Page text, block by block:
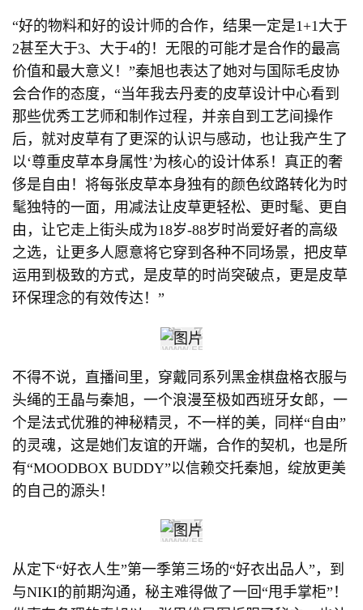
“好的物料和好的设计师的合作，结果一定是1+1大于
2甚至大于3、大于4的！无限的可能才是合作的最高
价值和最大意义！”秦旭也表达了她对与国际毛皮协
会合作的态度，“当年我去丹麦的皮草设计中心看到
那些优秀工艺师和制作过程，并亲自到工艺间操作
后，就对皮草有了更深的认识与感动，也让我产生了
以‘尊重皮草本身属性’为核心的设计体系！真正的奢
侈是自由！将每张皮草本身独有的颜色纹路转化为时
髦独特的一面，用减法让皮草更轻松、更时髦、更自
由，让它走上街头成为18岁-88岁时尚爱好者的高级
之选，让更多人愿意将它穿到各种不同场景，把皮草
运用到极致的方式，是皮草的时尚突破点，更是皮草
环保理念的有效传达！”
不得不说，直播间里，穿戴同系列黑金棋盘格衣服与
头绳的王晶与秦旭，一个浪漫至极如西班牙女郎，一
个是法式优雅的神秘精灵，不一样的美，同样“自由”
的灵魂，这是她们友谊的开端，合作的契机，也是所
有“MOODBOX BUDDY”以信赖交托秦旭，绽放更美
的自己的源头！
从定下“好衣人生”第一季第三场的“好衣出品人”，到
与NIKI的前期沟通，秘主难得做了一回“甩手掌柜”！